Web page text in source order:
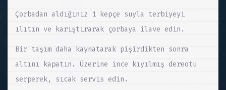
Çorbadan aldığınız 1 kepçe suyla terbiyeyi
ılıtın ve karıştırarak çorbaya ilave edin.
Bir taşım daha kaynatarak pişirdikten sonra
altını kapatın. Üzerine ince kıyılmış dereotu
serperek, sıcak servis edin.